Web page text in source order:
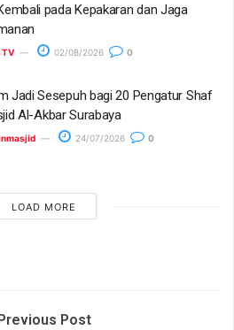
pada Kepakaran dan Jaga
TV 02/08/2026 0
Jadi Sesepuh bagi 20 Pengatur Shaf
Al-Akbar Surabaya
24/07/2026 0
LOAD MORE
Previous Post